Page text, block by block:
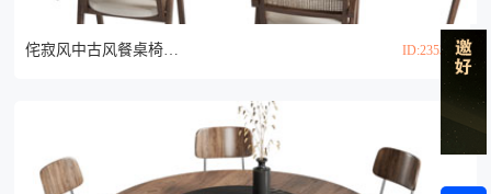
侘寂风中古风餐桌椅组合3d模型 ID:235310